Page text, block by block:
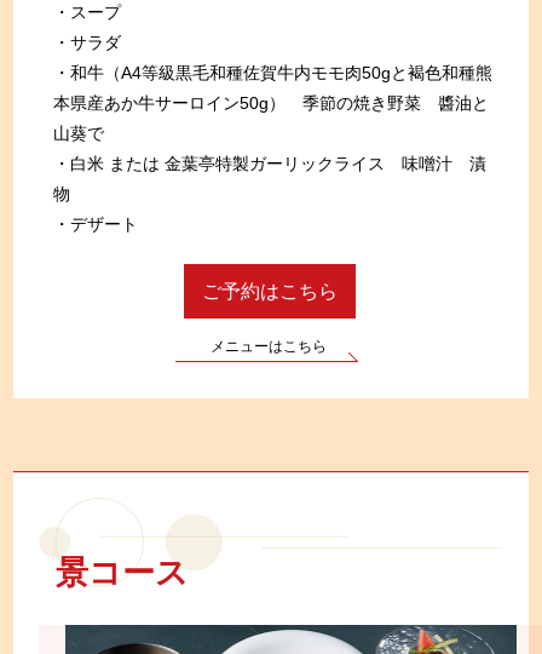
・スープ
・サラダ
・和牛（A4等級黒毛和種佐賀牛内モモ肉50gと褐色和種熊
本県産あか牛サーロイン50g） 季節の焼き野菜 醬油と
山葵で
・白米 または 金葉亭特製ガーリックライス 味噌汁 漬
物
・デザート
ご予約はこちら
メニューはこちら
景コース